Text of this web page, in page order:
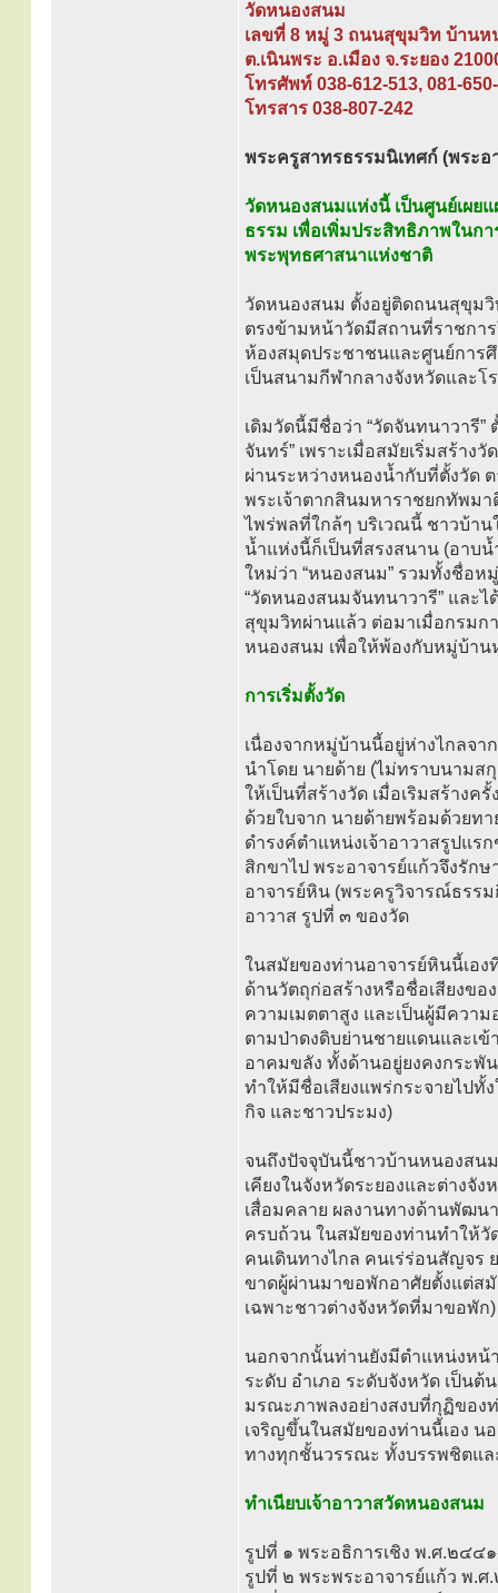
วัดหนองสนม
เลขที่ 8 หมู่ 3 ถนนสุขุมวิท บ้านห
ต.เนินพระ อ.เมือง จ.ระยอง
โทรศัพท์ 038-612-513, 081-
โทรสาร 038-807-242
พระครูสาทรธรรมนิเทศก์ (พระอ
วัดหนองสนมแห่งนี้ เป็นศูนย์เผย
ธรรม เพื่อเพิ่มประสิทธิภาพในก
พระพุทธศาสนาแห่งชาติ
วัดหนองสนม ตั้งอยู่ติดถนนสุขุมวิ
ตรงข้ามหน้าวัดมีสถานที่ราชการ
ห้องสมุดประชาชนและศูนย์การ
เป็นสนามกีฬากลางจังหวัดและโ
เดิมวัดนี้มีชื่อว่า “วัดจันทนาวารี
จันทร์” เพราะเมื่อสมัยเริ่มสร้า
ผ่านระหว่างหนองน้ำกับที่ตั้งวัด
พระเจ้าตากสินมหาราชยกทัพม
ไพร่พลที่ใกล้ๆ บริเวณนี้ ชาวบ้า
น้ำแห่งนี้ก็เป็นที่สรงสนาน (อาบ
ใหม่ว่า “หนองสนม” รวมทั้งชื่อ
“วัดหนองสนมจันทนาวารี” และ
สุขุมวิทผ่านแล้ว ต่อมาเมื่อกรมก
หนองสนม เพื่อให้พ้องกับหมู่บ้า
การเริ่มตั้งวัด
เนื่องจากหมู่บ้านนี้อยู่ห่างไกลจ
นำโดย นายด้าย (ไม่ทราบนามส
ให้เป็นที่สร้างวัด เมื่อเริมสร้างค
ด้วยใบจาก นายด้ายพร้อมด้วยท
ดำรงค์ตำแหน่งเจ้าอาวาสรูปแ
สิกขาไป พระอาจารย์แก้วจึงรัก
อาจารย์หิน (พระครูวิจารณ์ธรร
อาวาส รูปที่ ๓ ของวัด
ในสมัยของท่านอาจารย์หินนี้เอง
ด้านวัตถุก่อสร้างหรือชื่อเสียงขอ
ความเมตตาสูง และเป็นผู้มีควา
ตามป่าดงดิบย่านชายแดนและเ
อาคมขลัง ทั้งด้านอยู่ยงคงกระพั
ทำให้มีชื่อเสียงแพร่กระจายไปทั้
กิจ และชาวประมง)
จนถึงปัจจุบันนี้ชาวบ้านหนองสน
เคียงในจังหวัดระยองและต่างจั
เสื่อมคลาย ผลงานทางด้านพัฒน
ครบถ้วน ในสมัยของท่านทำให้วั
คนเดินทางไกล คนเร่ร่อนสัญจร
ขาดผู้ผ่านมาขอพักอาศัยตั้งแต่ส
เฉพาะชาวต่างจังหวัดที่มาขอพัก)
นอกจากนั้นท่านยังมีตำแหน่งหน้
ระดับ อำเภอ ระดับจังหวัด เป็น
มรณะภาพลงอย่างสงบที่กุฏิของ
เจริญขึ้นในสมัยของท่านนี้เอง น
ทางทุกชั้นวรรณะ ทั้งบรรพชิตแ
ทำเนียบเจ้าอาวาสวัดหนองสนม
รูปที่ ๑ พระอธิการเชิง พ.ศ.๒๔๔
รูปที่ ๒ พระพระอาจารย์แก้ว พ.